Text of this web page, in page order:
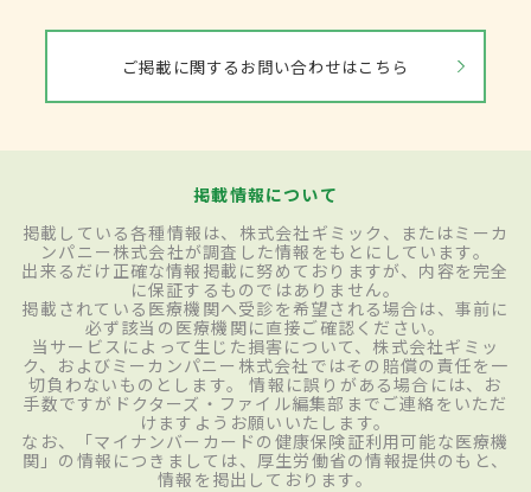
ご掲載に関するお問い合わせはこちら
掲載情報について
掲載している各種情報は、株式会社ギミック、またはミーカ
ンパニー株式会社が調査した情報をもとにしています。
出来るだけ正確な情報掲載に努めておりますが、内容を完全
に保証するものではありません。
掲載されている医療機関へ受診を希望される場合は、事前に
必ず該当の医療機関に直接ご確認ください。
当サービスによって生じた損害について、株式会社ギミッ
ク、およびミーカンパニー株式会社ではその賠償の責任を一
切負わないものとします。 情報に誤りがある場合には、お
手数ですがドクターズ・ファイル編集部までご連絡をいただ
けますようお願いいたします。
なお、「マイナンバーカードの健康保険証利用可能な医療機
関」の情報につきましては、厚生労働省の情報提供のもと、
情報を掲出しております。